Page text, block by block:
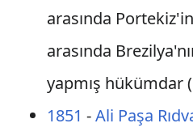
arasında
arasında
yapmış hükümdar
1851 -Ali Paşa